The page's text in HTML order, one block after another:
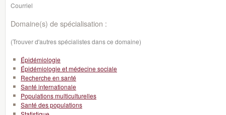
Courriel
Domaine(s) de spécialisation :
(Trouver d'autres spécialistes dans ce domaine)
Épidémiologie
Épidémiologie et médecine sociale
Recherche en santé
Santé internationale
Populations multiculturelles
Santé des populations